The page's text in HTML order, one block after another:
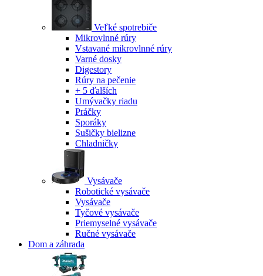
Veľké spotrebiče
Mikrovlnné rúry
Vstavané mikrovlnné rúry
Varné dosky
Digestory
Rúry na pečenie
+ 5 ďalších
Umývačky riadu
Práčky
Sporáky
Sušičky bielizne
Chladničky
Vysávače
Robotické vysávače
Vysávače
Tyčové vysávače
Priemyselné vysávače
Ručné vysávače
Dom a záhrada